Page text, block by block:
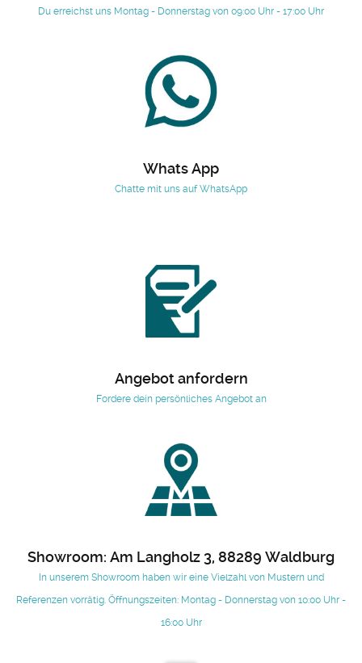
Du erreichst uns Montag - Donnerstag von 09:00 Uhr - 17:00 Uhr
Whats App
Chatte mit uns auf WhatsApp
Angebot anfordern
Fordere dein persönliches Angebot an
Showroom: Am Langholz 3, 88289 Waldburg
In unserem Showroom haben wir eine Vielzahl von Mustern und
Referenzen vorrätig. Öffnungszeiten: Montag - Donnerstag von 10:00 Uhr -
16:00 Uhr